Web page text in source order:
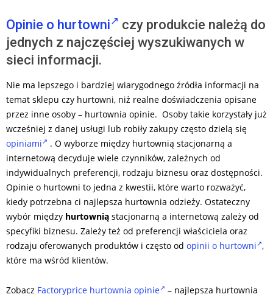
Opinie o hurtowni
czy produkcie należą do
jednych z najczęściej wyszukiwanych w
sieci informacji.
Nie ma lepszego i bardziej wiarygodnego źródła informacji na
temat sklepu czy hurtowni, niż realne doświadczenia opisane
przez inne osoby – hurtownia opinie. Osoby takie korzystały już
wcześniej z danej usługi lub robiły zakupy często dzielą się
opiniami
. O wyborze między hurtownią stacjonarną a
internetową decyduje wiele czynników, zależnych od
indywidualnych preferencji, rodzaju biznesu oraz dostępności.
Opinie o hurtowni to jedna z kwestii, które warto rozważyć,
kiedy potrzebna ci najlepsza hurtownia odzieży. Ostateczny
wybór między hurtownią stacjonarną a internetową zależy od
specyfiki biznesu. Zależy też od preferencji właściciela oraz
rodzaju oferowanych produktów i często od opinii o hurtowni ,
które ma wśród klientów.
Zobacz Factoryprice hurtownia opinie
– najlepsza hurtownia